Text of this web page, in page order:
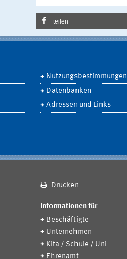
teilen
Nutzungsbestimmungen
Datenbanken
Adressen und Links
Drucken
Informationen für
Beschäftigte
Unternehmen
Kita / Schule / Uni
Ehrenamt